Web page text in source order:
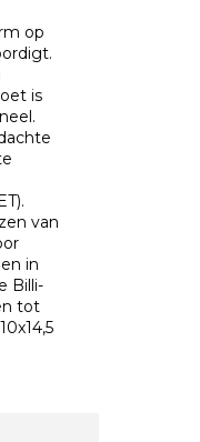
op
is
van
in
Billi-
tot